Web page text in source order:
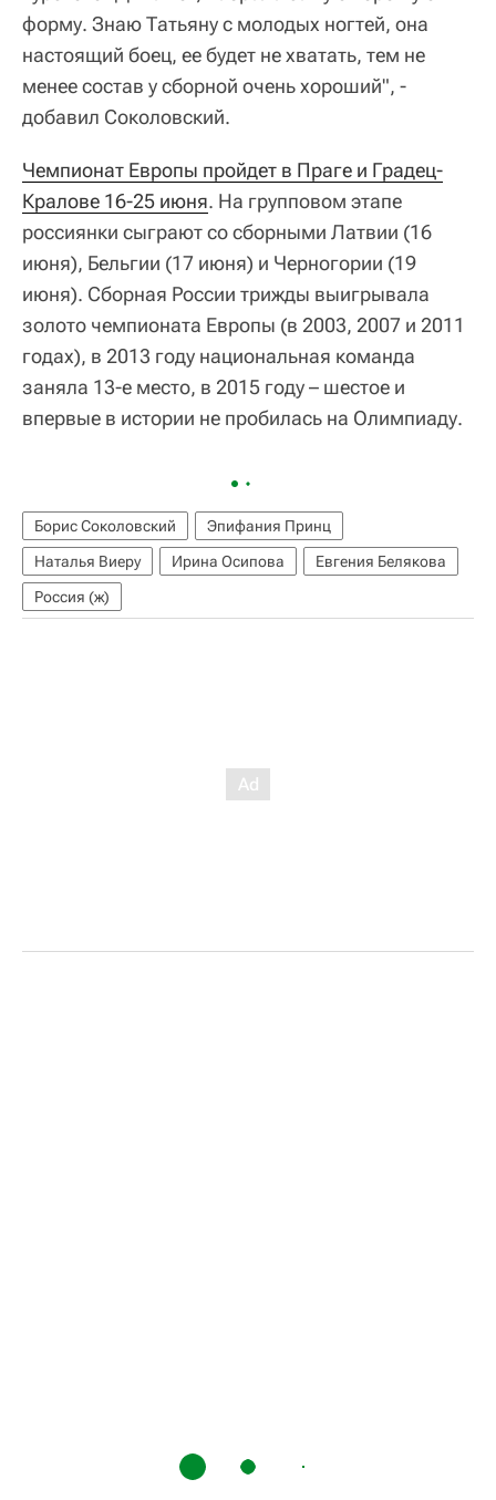
форму. Знаю Татьяну с молодых ногтей, она
настоящий боец, ее будет не хватать, тем не
менее состав у сборной очень хороший", -
добавил Соколовский.
Чемпионат Европы пройдет в Праге и Градец-
Кралове 16-25 июня. На групповом этапе
россиянки сыграют со сборными Латвии (16
июня), Бельгии (17 июня) и Черногории (19
июня). Сборная России трижды выигрывала
золото чемпионата Европы (в 2003, 2007 и 2011
годах), в 2013 году национальная команда
заняла 13-е место, в 2015 году – шестое и
впервые в истории не пробилась на Олимпиаду.
Борис Соколовский
Эпифания Принц
Наталья Виеру
Ирина Осипова
Евгения Белякова
Россия (ж)